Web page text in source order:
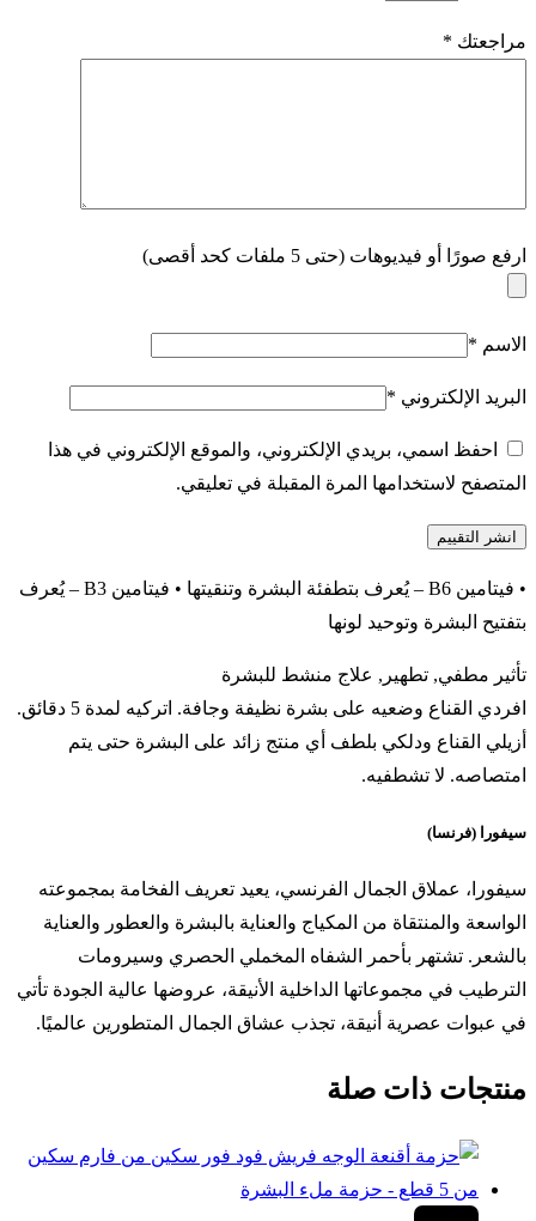
مراجعتك *
ارفع صورًا أو فيديوهات (حتى 5 ملفات كحد أقصى)
الاسم *
البريد الإلكتروني *
احفظ اسمي، بريدي الإلكتروني، والموقع الإلكتروني في هذا
المتصفح لاستخدامها المرة المقبلة في تعليقي.
• فيتامين B6 – يُعرف بتطفئة البشرة وتنقيتها • فيتامين B3 – يُعرف
بتفتيح البشرة وتوحيد لونها
تأثير مطفي, تطهير, علاج منشط للبشرة
افردي القناع وضعيه على بشرة نظيفة وجافة. اتركيه لمدة 5 دقائق.
أزيلي القناع ودلكي بلطف أي منتج زائد على البشرة حتى يتم
امتصاصه. لا تشطفيه.
سيفورا (فرنسا)
سيفورا، عملاق الجمال الفرنسي، يعيد تعريف الفخامة بمجموعته
الواسعة والمنتقاة من المكياج والعناية بالبشرة والعطور والعناية
بالشعر. تشتهر بأحمر الشفاه المخملي الحصري وسيرومات
الترطيب في مجموعاتها الداخلية الأنيقة، عروضها عالية الجودة تأتي
في عبوات عصرية أنيقة، تجذب عشاق الجمال المتطورين عالميًا.
منتجات ذات صلة